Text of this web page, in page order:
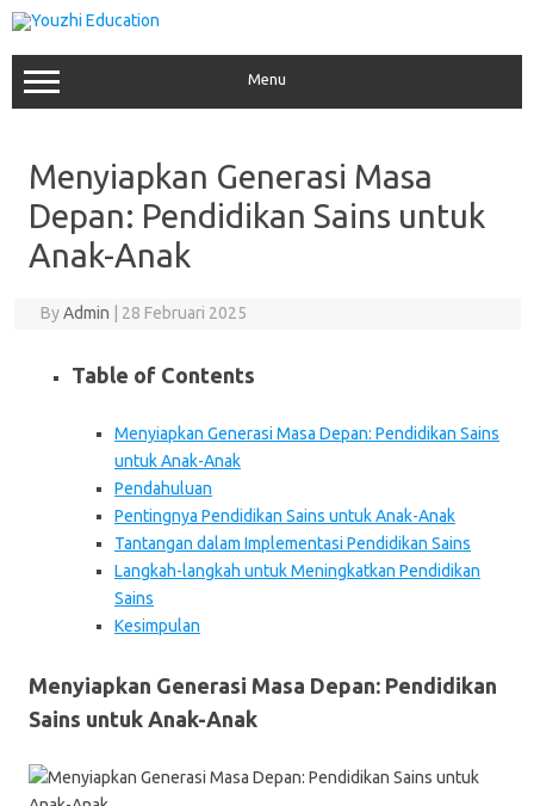
Skip
to
content
Menu
Menyiapkan Generasi Masa
Depan: Pendidikan Sains untuk
Anak-Anak
ByAdmin 28 Februari 2025
Table of Contents
Menyiapkan Generasi Masa Depan: Pendidikan Sains
untuk Anak-Anak
Pendahuluan
Pentingnya Pendidikan Sains untuk Anak-Anak
Tantangan dalam Implementasi Pendidikan Sains
Langkah-langkah untuk Meningkatkan Pendidikan
Sains
Kesimpulan
Menyiapkan Generasi Masa Depan: Pendidikan
Sains untuk Anak-Anak